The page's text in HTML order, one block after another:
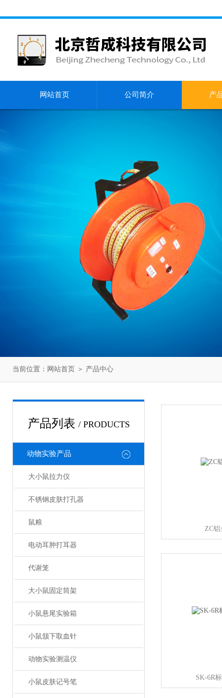
网站首页 公司简介 产
当前位置： 网站首页 ＞ 产品中心
产品列表 / PRODUCTS
动物实验产品
大小鼠拉力仪
不锈钢皮肤打孔器
鼠粮
电动耳肿打耳器
代谢笼
大小鼠固定筒架
小鼠悬尾实验箱
小鼠颔下取血针
动物实验测温仪
小鼠皮肤记号笔
ZC
SK-6R